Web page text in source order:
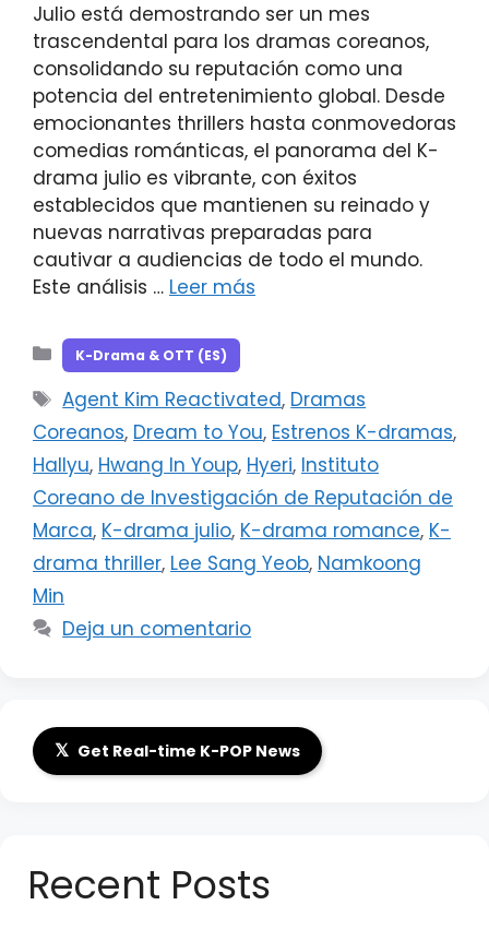
Julio está demostrando ser un mes
trascendental para los dramas coreanos,
consolidando su reputación como una
potencia del entretenimiento global. Desde
emocionantes thrillers hasta conmovedoras
comedias románticas, el panorama del K-
drama julio es vibrante, con éxitos
establecidos que mantienen su reinado y
nuevas narrativas preparadas para
cautivar a audiencias de todo el mundo.
Este análisis … Leer más
Categorías
K-Drama & OTT (ES)
Etiquetas
Agent Kim Reactivated, Dramas
Coreanos, Dream to You, Estrenos K-dramas,
Hallyu, Hwang In Youp, Hyeri, Instituto
Coreano de Investigación de Reputación de
Marca, K-drama julio, K-drama romance, K-
drama thriller, Lee Sang Yeob, Namkoong
Min
Deja un comentario
𝕏 Get Real-time K-POP News
Recent Posts